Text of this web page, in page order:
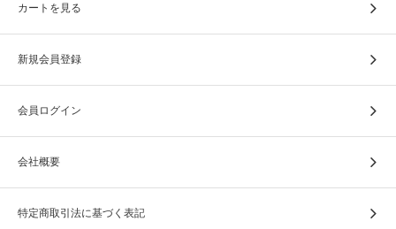
カートを見る
新規会員登録
会員ログイン
会社概要
特定商取引法に基づく表記